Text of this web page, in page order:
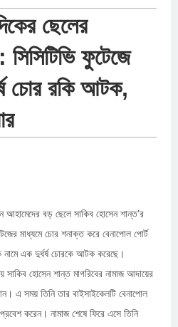
ছেলের
সিসিটিভি ফুটেজে
চোর রকি আটক,
আহামেদের বড় ছেলে সাকিব হোসেন শান্ত’র
মাধ্যমে চোর শনাক্ত করে বেনাপোল পোর্ট
নামে এক দুর্ধর্ষ চোরকে আটক করেছে।
হোসেন শান্ত মাগরিবের নামাজ আদায়ের
এ সময় তিনি তার বাইসাইকেলটি বেনাপোল
করেন। নামাজ শেষে ফিরে এসে তিনি